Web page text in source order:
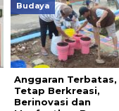
Budaya
Anggaran Terbatas,
Tetap Berkreasi,
Berinovasi dan